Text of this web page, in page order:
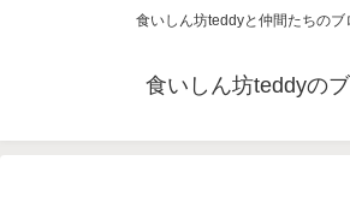
食いしん坊teddyと仲間たちのブ
食いしん坊teddyの